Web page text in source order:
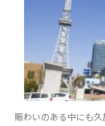
賑わいのある中にも久